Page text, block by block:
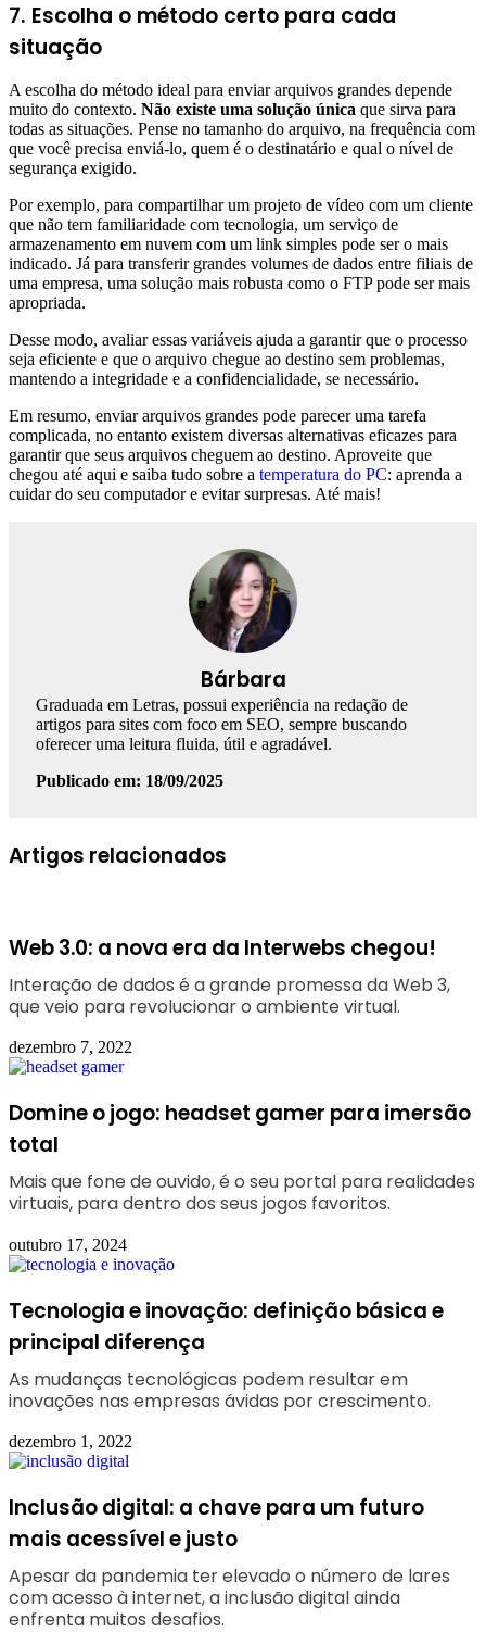
7. Escolha o método certo para cada
situação
A escolha do método ideal para enviar arquivos grandes depende
muito do contexto. Não existe uma solução única que sirva para
todas as situações. Pense no tamanho do arquivo, na frequência com
que você precisa enviá-lo, quem é o destinatário e qual o nível de
segurança exigido.
Por exemplo, para compartilhar um projeto de vídeo com um cliente
que não tem familiaridade com tecnologia, um serviço de
armazenamento em nuvem com um link simples pode ser o mais
indicado. Já para transferir grandes volumes de dados entre filiais de
uma empresa, uma solução mais robusta como o FTP pode ser mais
apropriada.
Desse modo, avaliar essas variáveis ajuda a garantir que o processo
seja eficiente e que o arquivo chegue ao destino sem problemas,
mantendo a integridade e a confidencialidade, se necessário.
Em resumo, enviar arquivos grandes pode parecer uma tarefa
complicada, no entanto existem diversas alternativas eficazes para
garantir que seus arquivos cheguem ao destino. Aproveite que
chegou até aqui e saiba tudo sobre a temperatura do PC: aprenda a
cuidar do seu computador e evitar surpresas. Até mais!
Bárbara
Graduada em Letras, possui experiência na redação de
artigos para sites com foco em SEO, sempre buscando
oferecer uma leitura fluida, útil e agradável.
Publicado em: 18/09/2025
Facebook
Linkedin
WhatsApp
Telegram
Artigos relacionados
Web 3.0: a nova era da Interwebs chegou!
Interação de dados é a grande promessa da Web 3,
que veio para revolucionar o ambiente virtual.
dezembro 7, 2022
Domine o jogo: headset gamer para imersão
total
Mais que fone de ouvido, é o seu portal para realidades
virtuais, para dentro dos seus jogos favoritos.
outubro 17, 2024
Tecnologia e inovação: definição básica e
principal diferença
As mudanças tecnológicas podem resultar em
inovações nas empresas ávidas por crescimento.
dezembro 1, 2022
Inclusão digital: a chave para um futuro
mais acessível e justo
Apesar da pandemia ter elevado o número de lares
com acesso à internet, a inclusão digital ainda
enfrenta muitos desafios.